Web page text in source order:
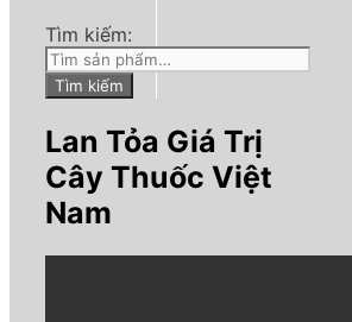
Tìm kiếm:
Tìm kiếm
Lan Tỏa Giá Trị
Cây Thuốc Việt
Nam